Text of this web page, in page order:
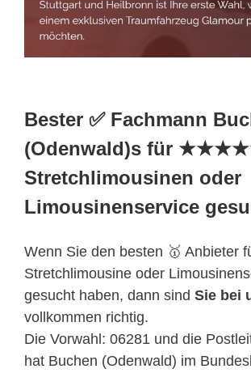
Bester ✅ Fachmann
(Odenwald)s für
Stretchlimousinen oder
Limousinenservice
Wenn Sie den besten 🥇 Anbieter
Stretchlimousine oder
gesucht haben, dann sind Sie bei
vollkommen richtig.
Die Vorwahl: 06281 und die
hat Buchen (Odenwald) im